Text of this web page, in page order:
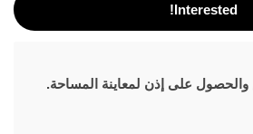
Interested!
على إذن لمعاينة المساحة.